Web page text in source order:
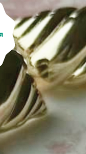
Покупателям
О бренде